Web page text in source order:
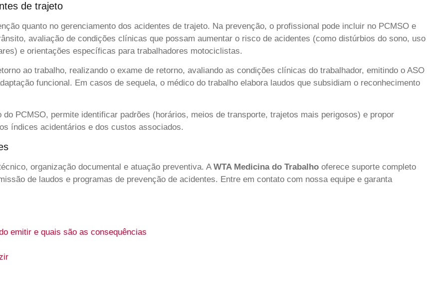
de trajeto
quanto no gerenciamento dos acidentes de trajeto. Na prevenção, o profissional pode incluir no PCMSO e
avaliação de condições clínicas que possam aumentar o risco de acidentes (como distúrbios do sono, uso
e orientações específicas para trabalhadores motociclistas.
ao trabalho, realizando o exame de retorno, avaliando as condições clínicas do trabalhador, emitindo o ASO
funcional. Em casos de sequela, o médico do trabalho elabora laudos que subsidiam o reconhecimento
PCMSO, permite identificar padrões (horários, meios de transporte, trajetos mais perigosos) e propor
índices acidentários e dos custos associados.
organização documental e atuação preventiva. A WTA Medicina do Trabalho oferece suporte completo
de laudos e programas de prevenção de acidentes. Entre em contato com nossa equipe e garanta
emitir e quais são as consequências